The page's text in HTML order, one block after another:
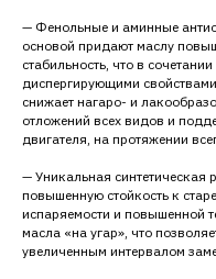
— Фенольные и аминные
основой придают маслу
стабильность, что в
диспергирующими
снижает нагаро- и
отложений всех видов и
двигателя, на протяжении
— Уникальная синтетическая
повышенную стойкость к
испаряемости и повышенной
масла «на угар», что
увеличенным интервалом